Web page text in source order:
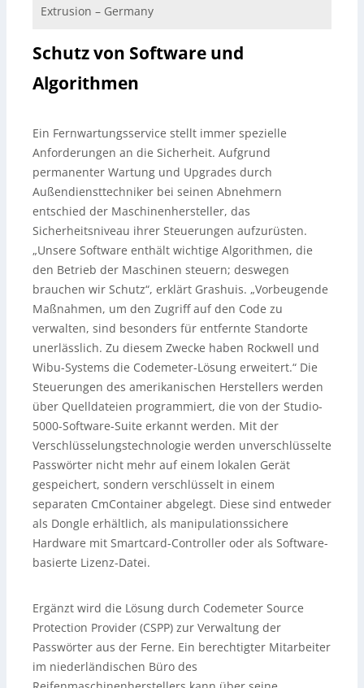
Extrusion – Germany
Schutz von Software und
Algorithmen
Ein Fernwartungsservice stellt immer spezielle
Anforderungen an die Sicherheit. Aufgrund
permanenter Wartung und Upgrades durch
Außendiensttechniker bei seinen Abnehmern
entschied der Maschinenhersteller, das
Sicherheitsniveau ihrer Steuerungen aufzurüsten.
„Unsere Software enthält wichtige Algorithmen, die
den Betrieb der Maschinen steuern; deswegen
brauchen wir Schutz“, erklärt Grashuis. „Vorbeugende
Maßnahmen, um den Zugriff auf den Code zu
verwalten, sind besonders für entfernte Standorte
unerlässlich. Zu diesem Zwecke haben Rockwell und
Wibu-Systems die Codemeter-Lösung erweitert.“ Die
Steuerungen des amerikanischen Herstellers werden
über Quelldateien programmiert, die von der Studio-
5000-Software-Suite erkannt werden. Mit der
Verschlüsselungstechnologie werden unverschlüsselte
Passwörter nicht mehr auf einem lokalen Gerät
gespeichert, sondern verschlüsselt in einem
separaten CmContainer abgelegt. Diese sind entweder
als Dongle erhältlich, als manipulationssichere
Hardware mit Smartcard-Controller oder als Software-
basierte Lizenz-Datei.
Ergänzt wird die Lösung durch Codemeter Source
Protection Provider (CSPP) zur Verwaltung der
Passwörter aus der Ferne. Ein berechtigter Mitarbeiter
im niederländischen Büro des